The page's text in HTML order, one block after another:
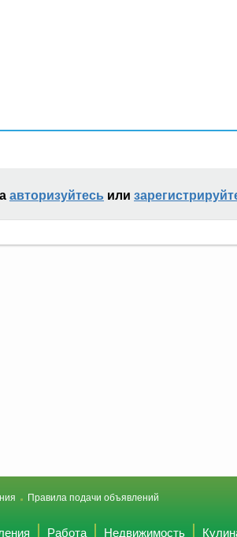
авторизуйтесь или
Правила подачи объявлений
Работа Недвижимость